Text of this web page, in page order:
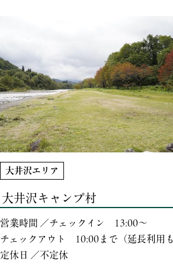
大井沢エリア
大井沢キャンプ村
営業時間 ／チェックイン 13:00〜
チェックアウト 10:00まで（延長利用
定休日 ／不定休